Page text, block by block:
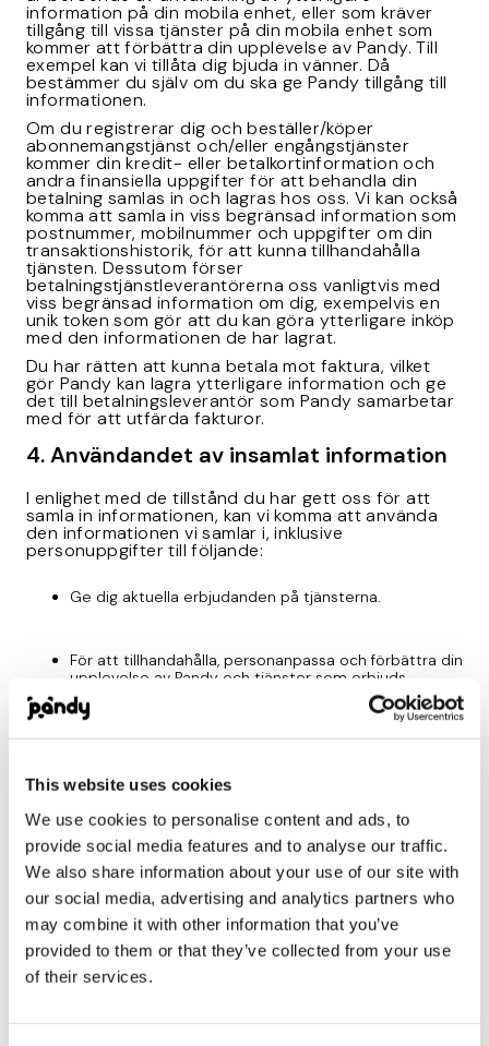
This website uses cookies
We use cookies to personalise content and ads, to
provide social media features and to analyse our traffic.
We also share information about your use of our site with
our social media, advertising and analytics partners who
may combine it with other information that you’ve
provided to them or that they’ve collected from your use
of their services.
information på din mobila enhet, eller som kräver
tillgång till vissa tjänster på din mobila enhet som
kommer att förbättra din upplevelse av Pandy. Till
exempel kan vi tillåta dig bjuda in vänner. Då
bestämmer du själv om du ska ge Pandy tillgång till
informationen.
Om du registrerar dig och beställer/köper
abonnemangstjänst och/eller engångstjänster
kommer din kredit- eller betalkortinformation och
andra finansiella uppgifter för att behandla din
betalning samlas in och lagras hos oss. Vi kan också
komma att samla in viss begränsad information som
postnummer, mobilnummer och uppgifter om din
transaktionshistorik, för att kunna tillhandahålla
tjänsten. Dessutom förser
betalningstjänstleverantörerna oss vanligtvis med
viss begränsad information om dig, exempelvis en
unik token som gör att du kan göra ytterligare inköp
med den informationen de har lagrat.
Du har rätten att kunna betala mot faktura, vilket
gör Pandy kan lagra ytterligare information och ge
det till betalningsleverantör som Pandy samarbetar
med för att utfärda fakturor.
4. Användandet av insamlat information
I enlighet med de tillstånd du har gett oss för att
samla in informationen, kan vi komma att använda
den informationen vi samlar i, inklusive
personuppgifter till följande:
Ge dig aktuella erbjudanden på tjänsterna.
För att tillhandahålla, personanpassa och förbättra din
upplevelse av Pandy och tjänster som erbjuds
(inklusive för produkter och tjänster från tredje part).
utveckla nya produkter och tjänster samt analysera
användningen av tjänsten, inklusive din interaktion
med applikationer, produkter och tjänster som gjorts
tillgängliga.
För att kunna kommunicera med dig för ändamål
relaterade till tjänsten, inklusive via e-post,
notifikationer, SMS eller andra meddelanden, som du
genom villkoren går med på att ta emot.
upptäcka bedrägerier.